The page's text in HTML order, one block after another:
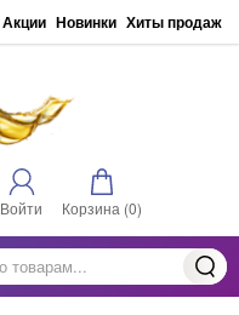
Акции Новинки Хиты продаж
Войти Корзина (0)